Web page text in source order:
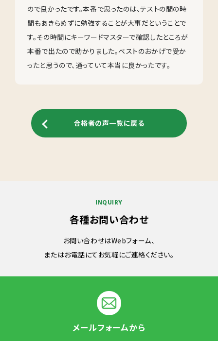
ので良かったです。本番で思ったのは、テストの間の時
間もあきらめずに勉強することが大事だということで
す。その時間にキーワードマスターで確認したところが
本番で出たので助かりました。ベストのおかげで受か
ったと思うので、通っていて本当に良かったです。
合格者の声一覧に戻る
INQUIRY
各種お問い合わせ
お問い合わせはWebフォーム、
またはお電話にてお気軽にご連絡ください。
メールフォームから